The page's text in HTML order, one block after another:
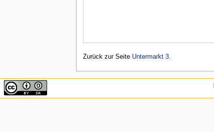
Zurück zur Seite Untermarkt 3.